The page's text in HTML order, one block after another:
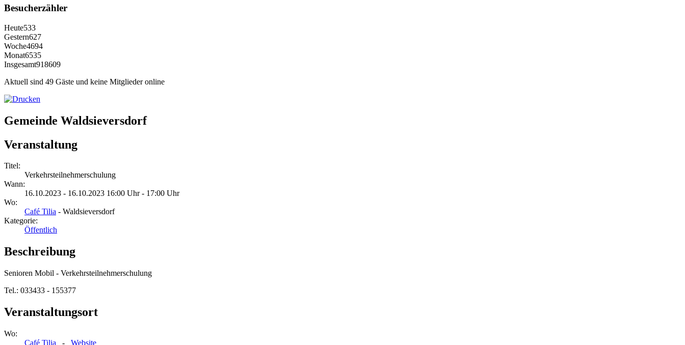
Besucherzähler
Heute533
Gestern627
Woche4694
Monat6535
Insgesamt918609
Aktuell sind 49 Gäste und keine Mitglieder online
Gemeinde Waldsieversdorf
Veranstaltung
Titel:
Verkehrsteilnehmerschulung
Wann:
16.10.2023 - 16.10.2023 16:00 Uhr - 17:00 Uhr
Wo:
Café Tilia - Waldsieversdorf
Kategorie:
Öffentlich
Beschreibung
Senioren Mobil - Verkehrsteilnehmerschulung
Tel.: 033433 - 155377
Veranstaltungsort
Wo:
Café Tilia - Website